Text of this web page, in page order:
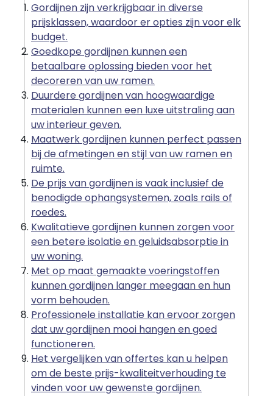
Gordijnen zijn verkrijgbaar in diverse
prijsklassen, waardoor er opties zijn voor elk
budget.
Goedkope gordijnen kunnen een
betaalbare oplossing bieden voor het
decoreren van uw ramen.
Duurdere gordijnen van hoogwaardige
materialen kunnen een luxe uitstraling aan
uw interieur geven.
Maatwerk gordijnen kunnen perfect passen
bij de afmetingen en stijl van uw ramen en
ruimte.
De prijs van gordijnen is vaak inclusief de
benodigde ophangsystemen, zoals rails of
roedes.
Kwalitatieve gordijnen kunnen zorgen voor
een betere isolatie en geluidsabsorptie in
uw woning.
Met op maat gemaakte voeringstoffen
kunnen gordijnen langer meegaan en hun
vorm behouden.
Professionele installatie kan ervoor zorgen
dat uw gordijnen mooi hangen en goed
functioneren.
Het vergelijken van offertes kan u helpen
om de beste prijs-kwaliteitverhouding te
vinden voor uw gewenste gordijnen.